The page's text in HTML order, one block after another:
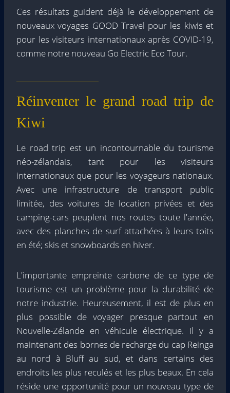
Ces résultats guident déjà le développement de
nouveaux voyages GOOD Travel pour les kiwis et
pour les visiteurs internationaux après COVID-19,
comme notre nouveau Go Electric Eco Tour.
Réinventer le grand road trip de
Kiwi
Le road trip est un incontournable du tourisme
néo-zélandais, tant pour les visiteurs
internationaux que pour les voyageurs nationaux.
Avec une infrastructure de transport public
limitée, des voitures de location privées et des
camping-cars peuplent nos routes toute l'année,
avec des planches de surf attachées à leurs toits
en été; skis et snowboards en hiver.
L'importante empreinte carbone de ce type de
tourisme est un problème pour la durabilité de
notre industrie. Heureusement, il est de plus en
plus possible de voyager presque partout en
Nouvelle-Zélande en véhicule électrique. Il y a
maintenant des bornes de recharge du cap Reinga
au nord à Bluff au sud, et dans certains des
endroits les plus reculés et les plus beaux. En cela
réside une opportunité pour un nouveau type de